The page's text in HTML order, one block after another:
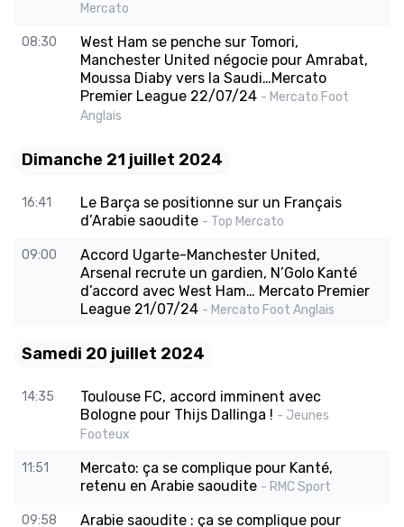
Mercato
08:30
West Ham se penche sur Tomori,
Manchester United négocie pour Amrabat,
Moussa Diaby vers la Saudi…Mercato
Premier League 22/07/24 - Mercato Foot
Anglais
Dimanche 21 juillet 2024
16:41
Le Barça se positionne sur un Français
d’Arabie saoudite - Top Mercato
09:00
Accord Ugarte-Manchester United,
Arsenal recrute un gardien, N’Golo Kanté
d’accord avec West Ham… Mercato Premier
League 21/07/24 - Mercato Foot Anglais
Samedi 20 juillet 2024
14:35
Toulouse FC, accord imminent avec
Bologne pour Thijs Dallinga ! - Jeunes
Footeux
11:51
Mercato: ça se complique pour Kanté,
retenu en Arabie saoudite - RMC Sport
09:58
Arabie saoudite : ça se complique pour